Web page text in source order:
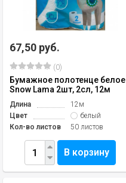
67,50 руб.
(0)
Бумажное полотенце белое
Snow Lama 2шт, 2сл, 12м
Длина
12м
Цвет
белый
Кол-во листов
50 листов
В корзину